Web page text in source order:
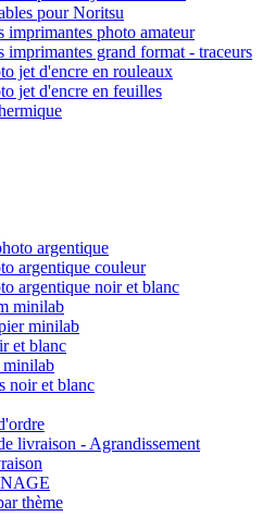
pour Noritsu
imprimantes photo amateur
imprimantes grand format - traceurs
jet d'encre en rouleaux
jet d'encre en feuilles
argentique
argentique couleur
argentique noir et blanc
minilab
minilab
et blanc
minilab
noir et blanc
livraison - Agrandissement
thème